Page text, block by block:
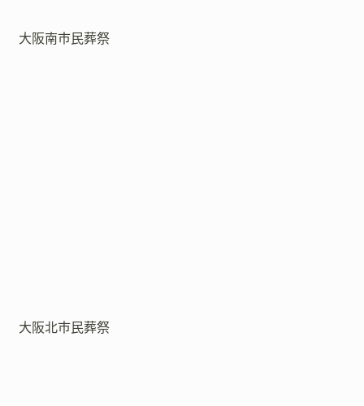
大阪南市民葬祭
大阪北市民葬祭